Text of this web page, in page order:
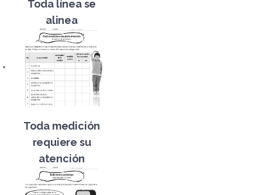
Toda línea se
alinea
Toda medición
requiere su
atención